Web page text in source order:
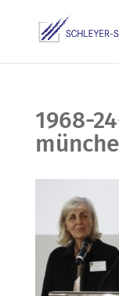
1968-